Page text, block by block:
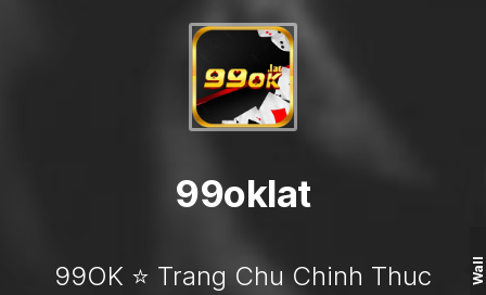
99oklat
99OK ⭐️ Trang Chu Chinh Thuc
Wall